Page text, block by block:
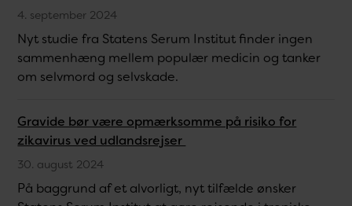
4. september 2024
Nyt studie fra Statens Serum Institut finder ingen
sammenhæng mellem populær medicin og tanker
om selvmord og selvskade.
Gravide bør være opmærksomme på risiko for
zikavirus ved udlandsrejser
30. august 2024
På baggrund af et alvorligt, nyt tilfælde ønsker